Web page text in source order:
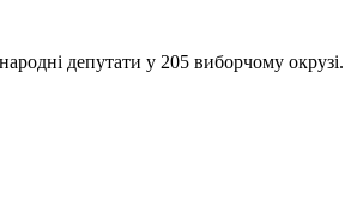
депутати у 205 виборчому окрузі.